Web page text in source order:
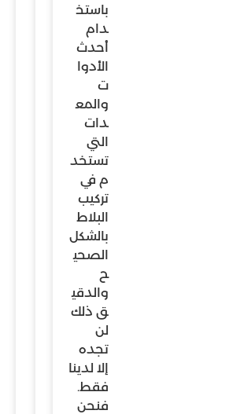
باستخ
دام
أحدث
الأدوا
ت
والمع
دات
التي
تستخد
م في
تركيب
البلاط
بالشكل
الصحي
ح
والدقي
ق ذلك
لن
تجده
إلا لدينا
فقط.
فنحن